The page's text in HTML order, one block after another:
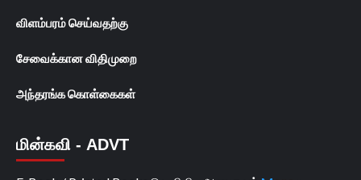
விளம்பரம் செய்வதற்கு
சேவைக்கான விதிமுறை
அந்தரங்க கொள்கைகள்
மின்கவி - ADVT